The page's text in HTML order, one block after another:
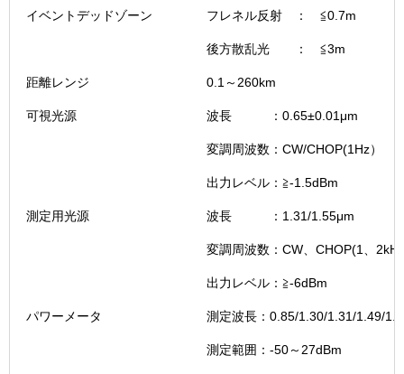
イベントデッドゾーン フレネル反射 ： ≦0.7m
後方散乱光 ： ≦3m
距離レンジ 0.1～260km
可視光源 波長 ：0.65±0.01μm
変調周波数：CW/CHOP(1Hz）
出力レベル：≧-1.5dBm
測定用光源 波長 ：1.31/1.55μm
変調周波数：CW、CHOP(1、
出力レベル：≧-6dBm
パワーメータ 測定波長：0.85/1.30/1.31/1.49/
測定範囲：-50～27dBm